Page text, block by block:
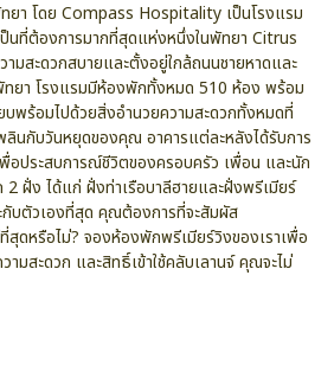
า โดย Compass Hospitality เป็นโรงแรม
นที่ต้องการมากที่สุดแห่งหนึ่งในพัทยา Citrus
มสะดวกสบายและตั้งอยู่ใกล้ถนนชายหาดและ
ยา โรงแรมมีห้องพักทั้งหมด 510 ห้อง พร้อม
พร้อมไปด้วยสิ่งอำนวยความสะดวกทั้งหมดที่
นกับวันหยุดของคุณ อาคารแต่ละหลังได้รับการ
ประสบการณ์ชีวิตของครอบครัว เพื่อน และนัก
2 ​​ฝั่ง ได้แก่ ฝั่งท่าเรือบาลีฮายและฝั่งพรีเมียร์
กับตัวเองที่สุด คุณต้องการที่จะสัมผัส
สุดหรือไม่? จองห้องพักพรีเมียร์วิงของเราเพื่อ
มสะดวก และสิทธิ์เข้าใช้คลับเลานจ์ คุณจะไม่